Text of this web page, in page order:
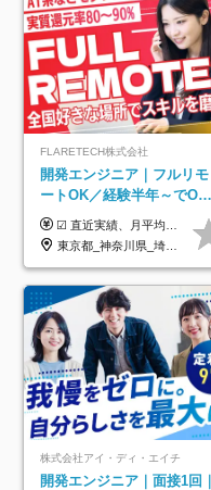
FLARETECH株式会社
開発エンジニア｜フルリモ
ートOK／経験半年～でOK
／実質還元率80～90%／前
給保証／AI系など最先端案
件多数
☑︎ 直近実績、月平均17,000円の昇給 ☑︎ 前職給与100%保証 ☑︎ 実質還元率80～90% ☑︎ 待機時も給与は満額支給 月給35万円～70万円＋交通費など各種手当 ※想定年収：4,200,000円～10,560,000円 ※経験・能力等を考慮の上で決定します。 ※上記金額には、みなし残業手当（50時間分・104,000円～212,000円）を含みます。超過分は別途追加支給します。 ┗残業時間は月平均10時間、多い時でも20時間程度と安定しております ★単価連動型の給与体系ではないため、万が一待機になってもその間の給与は満額支給しています。 ＜1年間の昇給事例をご紹介！＞ ・20代/フロントエンドエンジニア：月給274,000円→月給362,000円（＋88,000円/月） ・20代/iOSエンジニア：月給237,000円→月給287,000円（＋50,000円/月） ・20代/Androidエンジニア：月給316,000円→月給374,000円（＋58,000円/月） ・30代/Javaエンジニア（上流）：月給340,000円→月給418,000円（＋78,000円/月） ・30代/PMO：月給340,000円→月給418,000円（＋78,000円/月）
東京都_神奈川県_埼玉県_千葉県_大阪府_愛知県_北海道_青森県_岩手県_宮城県_秋田県_山形県_福島県_茨城県_栃木県_群馬県_新潟県_山梨県_長野県_富山県_石川県_福井県_静岡県_岐阜県_三重県_兵庫県_京都府_滋賀県_奈良県_和歌山県_広島県_岡山県_鳥取県_島根県_山口県_徳島県_香川県_愛媛県_高知県_福岡県_熊本県_佐賀県_長崎県_大分県_宮崎県_鹿児島県_沖縄県
株式会社アイ・ディ・エイチ
開発エンジニア｜面接1回｜